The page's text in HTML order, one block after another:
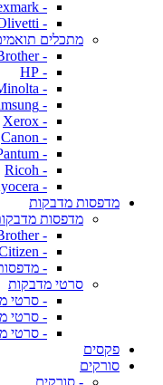
- Lexmark
- Olivetti
מתכלים
- Brother
- HP
- Konica Minolta
- Samsung
- Xerox
- Canon
- Pantum
- Ricoh
- Kyocera
מדפסות מדבקות
מדפסות
- Brother
- Citizen
-
סרטי מדבקות
- סרטי
- סרטי
- סרטי
פקסים
סורקים
- סורקים